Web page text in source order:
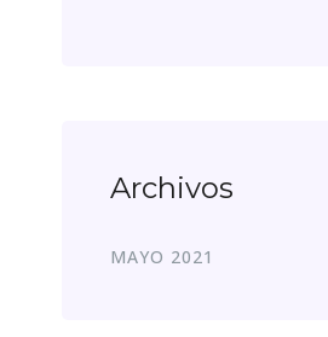
Archivos
MAYO 2021